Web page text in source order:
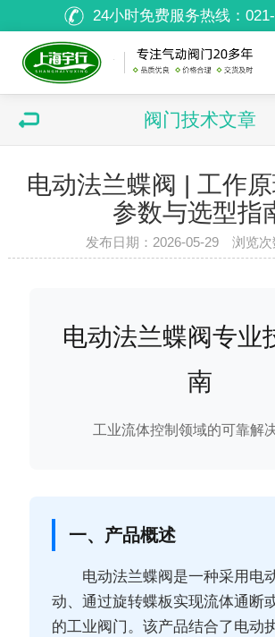
24小时免费服务热线：
阀门技术文章
电动法兰蝶阀 | 工作
参数与选型指
发布日期：2026-05-29 浏览次
电动法兰蝶阀专业
南
工业流体控制领域的可靠解
一、产品概述
电动法兰蝶阀是一种采用电
动、通过旋转蝶板实现流体通断
的工业阀门。该产品结合了电动